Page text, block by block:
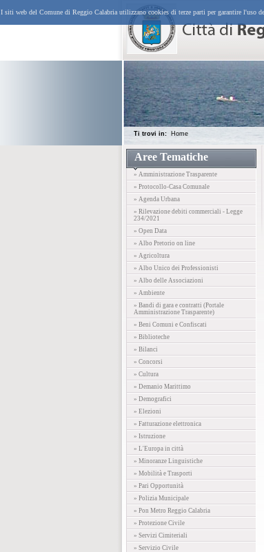
I siti web del Comune di Reggio Calabria utilizzano cookies di terze parti per garantire l'uso
Ti trovi in: Home
Aree Tematiche
» Amministrazione Trasparente
» Protocollo-Casa Comunale
» Agenda Urbana
» Rilevazione debiti commerciali - Legge
234/2021
» Open Data
» Albo Pretorio on line
» Agricoltura
» Albo Unico dei Professionisti
» Albo delle Associazioni
» Ambiente
» Bandi di gara e contratti (Portale
Amministrazione Trasparente)
» Beni Comuni e Confiscati
» Biblioteche
» Bilanci
» Concorsi
» Cultura
» Demanio Marittimo
» Demografici
» Elezioni
» Fatturazione elettronica
» Istruzione
» L'Europa in città
» Minoranze Linguistiche
» Mobilità e Trasporti
» Pari Opportunità
» Polizia Municipale
» Pon Metro Reggio Calabria
» Protezione Civile
» Servizi Cimiteriali
» Servizio Civile